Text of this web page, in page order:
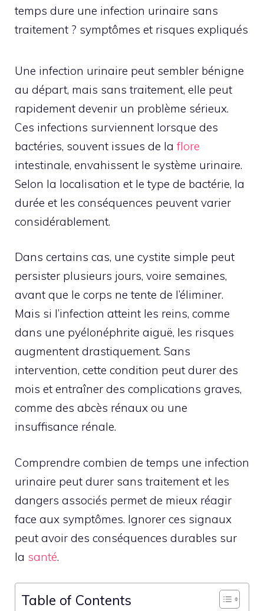
temps dure une infection urinaire sans
traitement ? symptômes et risques expliqués
Une infection urinaire peut sembler bénigne
au départ, mais sans traitement, elle peut
rapidement devenir un problème sérieux.
Ces infections surviennent lorsque des
bactéries, souvent issues de la flore
intestinale, envahissent le système urinaire.
Selon la localisation et le type de bactérie, la
durée et les conséquences peuvent varier
considérablement.
Dans certains cas, une cystite simple peut
persister plusieurs jours, voire semaines,
avant que le corps ne tente de l’éliminer.
Mais si l’infection atteint les reins, comme
dans une pyélonéphrite aiguë, les risques
augmentent drastiquement. Sans
intervention, cette condition peut durer des
mois et entraîner des complications graves,
comme des abcès rénaux ou une
insuffisance rénale.
Comprendre combien de temps une infection
urinaire peut durer sans traitement et les
dangers associés permet de mieux réagir
face aux symptômes. Ignorer ces signaux
peut avoir des conséquences durables sur
la santé.
Table of Contents